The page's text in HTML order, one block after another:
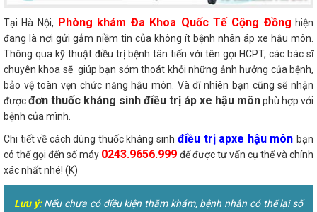
Tại Hà Nội, Phòng khám Đa Khoa Quốc Tế Cộng Đồng hiện
đang là nơi gửi gắm niềm tin của không ít bệnh nhân áp xe hậu môn.
Thông qua kỹ thuật điều trị bệnh tân tiến với tên gọi HCPT, các bác sĩ
chuyên khoa sẽ giúp bạn sớm thoát khỏi những ảnh hưởng của bệnh,
bảo vệ toàn vẹn chức năng hậu môn. Và dĩ nhiên bạn cũng sẽ nhận
đượcđơn thuốc kháng sinh điều trị áp xe hậu mônphù hợp với
bệnh của mình.
Chi tiết về cách dùng thuốc kháng sinh điều trị apxe hậu mônbạn
có thể gọi đến số máy 0243.9656.999 để được tư vấn cụ thể và chính
xác nhất nhé! (K)
Lưu ý:Nếu chưa có điều kiện thăm khám, bệnh nhân có thể lại số